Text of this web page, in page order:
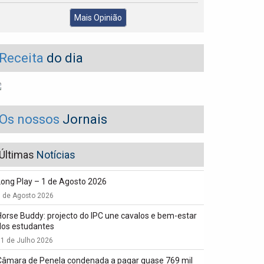
Mais Opinião
do dia
nossos Jornais
Notícias
Play – 1 de Agosto 2026
de Agosto 2026
Buddy: projecto do IPC une cavalos e bem-estar
estudantes
de Julho 2026
de Penela condenada a pagar quase 769 mil